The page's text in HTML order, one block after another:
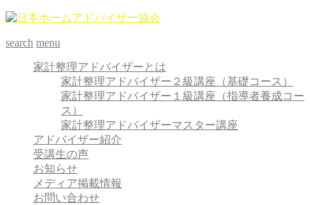
search menu
家計整理アドバイザーとは
家計整理アドバイザー２級講座（基礎コース）
家計整理アドバイザー１級講座（指導者養成コー
ス）
家計整理アドバイザーマスター講座
アドバイザー紹介
受講生の声
お知らせ
メディア掲載情報
お問い合わせ